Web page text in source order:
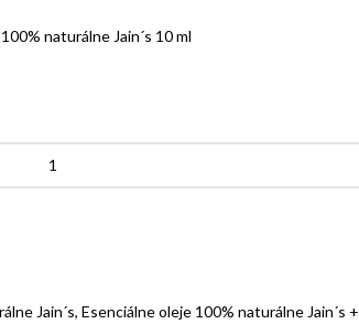
naturálne Jain´s 10 ml
Jain´s, Esenciálne oleje 100% naturálne Jain´s +